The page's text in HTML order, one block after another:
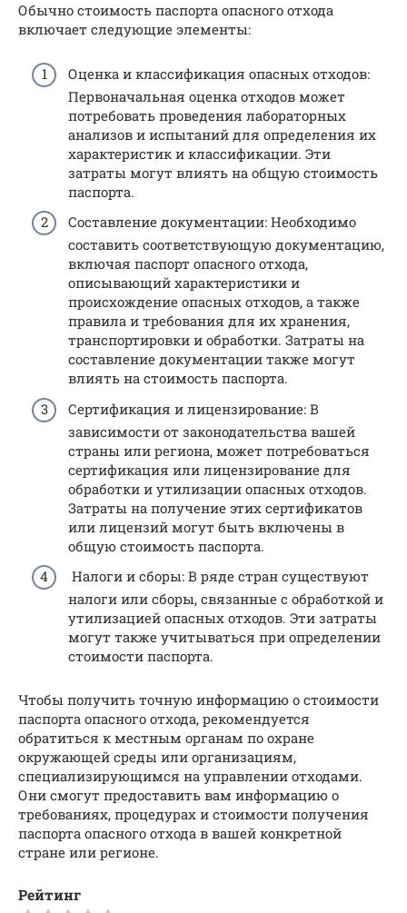
Обычно стоимость паспорта опасного отхода
включает следующие элементы:
Оценка и классификация опасных отходов:
Первоначальная оценка отходов может
потребовать проведения лабораторных
анализов и испытаний для определения их
характеристик и классификации. Эти
затраты могут влиять на общую стоимость
паспорта.
Составление документации: Необходимо
составить соответствующую документацию,
включая паспорт опасного отхода,
описывающий характеристики и
происхождение опасных отходов, а также
правила и требования для их хранения,
транспортировки и обработки. Затраты на
составление документации также могут
влиять на стоимость паспорта.
Сертификация и лицензирование: В
зависимости от законодательства вашей
страны или региона, может потребоваться
сертификация или лицензирование для
обработки и утилизации опасных отходов.
Затраты на получение этих сертификатов
или лицензий могут быть включены в
общую стоимость паспорта.
Налоги и сборы: В ряде стран существуют
налоги или сборы, связанные с обработкой и
утилизацией опасных отходов. Эти затраты
могут также учитываться при определении
стоимости паспорта.
Чтобы получить точную информацию о стоимости
паспорта опасного отхода, рекомендуется
обратиться к местным органам по охране
окружающей среды или организациям,
специализирующимся на управлении отходами.
Они смогут предоставить вам информацию о
требованиях, процедурах и стоимости получения
паспорта опасного отхода в вашей конкретной
стране или регионе.
Рейтинг